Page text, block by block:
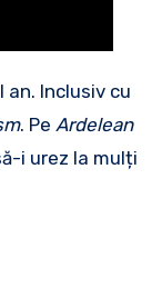
Inclusiv cu
. Pe Ardelean
i urez la mulți